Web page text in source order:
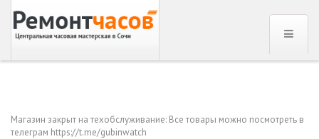
Магазин закрыт на техобслуживание: Все товары можно посмотреть в
телеграм https://t.me/gubinwatch